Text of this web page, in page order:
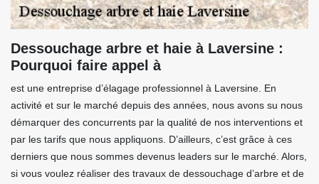
Dessouchage arbre et haie à Laversine :
Pourquoi faire appel à
est une entreprise d’élagage professionnel à Laversine. En
activité et sur le marché depuis des années, nous avons su nous
démarquer des concurrents par la qualité de nos interventions et
par les tarifs que nous appliquons. D’ailleurs, c’est grâce à ces
derniers que nous sommes devenus leaders sur le marché. Alors,
si vous voulez réaliser des travaux de dessouchage d’arbre et de